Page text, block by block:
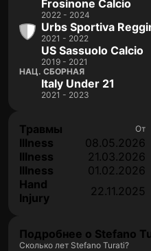
Frosinone Calcio
2022 - 2024
Urbs Sportiva
2021 - 2022
US Sassuolo Calcio
2019 - 2021
НАЦ. СБОРНАЯ
Italy Under 21
2021 - 2023
Травмы От
Illness 08.05.2026
Illness
21.03.2026
Illness
01.02.2026
Hand
Injury
22.11.2025
Подробнее о Stefano
Сколько лет Stefano Turati?